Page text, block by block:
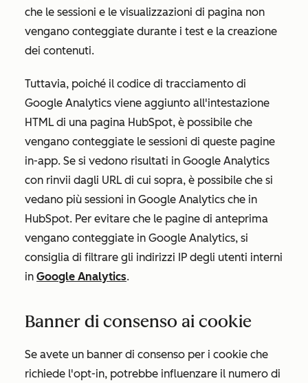
che le sessioni e le visualizzazioni di pagina non
vengano conteggiate durante i test e la creazione
dei contenuti.
Tuttavia, poiché il codice di tracciamento di
Google Analytics viene aggiunto all'intestazione
HTML di una pagina HubSpot, è possibile che
vengano conteggiate le sessioni di queste pagine
in-app. Se si vedono risultati in Google Analytics
con rinvii dagli URL di cui sopra, è possibile che si
vedano più sessioni in Google Analytics che in
HubSpot. Per evitare che le pagine di anteprima
vengano conteggiate in Google Analytics, si
consiglia di filtrare gli indirizzi IP degli utenti interni
in Google Analytics.
Banner di consenso ai cookie
Se avete un banner di consenso per i cookie che
richiede l'opt-in, potrebbe influenzare il numero di